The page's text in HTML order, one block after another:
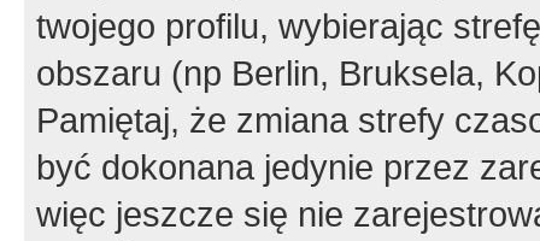
twojego profilu, wybierając
obszaru (np Berlin, Bruksela,
Pamiętaj, że zmiana strefy
być dokonana jedynie przez
więc jeszcze się nie